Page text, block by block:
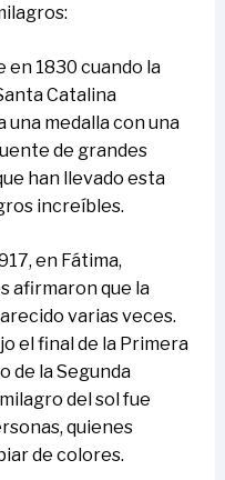
en 1830 cuando la
Catalina
una medalla con una
de grandes
han llevado esta
increíbles.
en Fátima,
afirmaron que la
varias veces.
el final de la Primera
de la Segunda
del sol fue
quienes
de colores.